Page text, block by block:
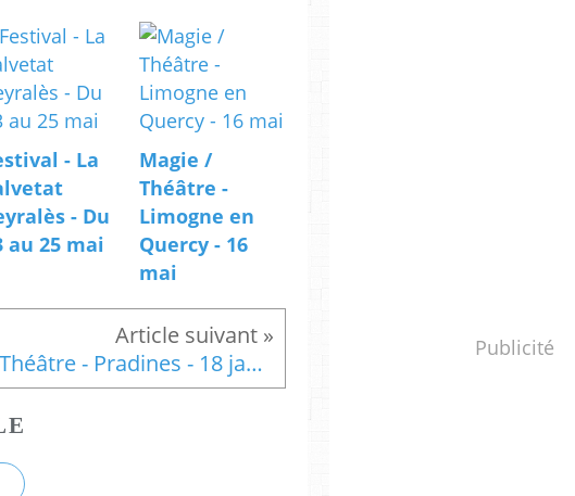
- La
- Du
au 25 mai
Magie /
Théâtre -
Limogne en
Quercy - 16
mai
Théâtre - Pradines - 18 janvier
Publicité